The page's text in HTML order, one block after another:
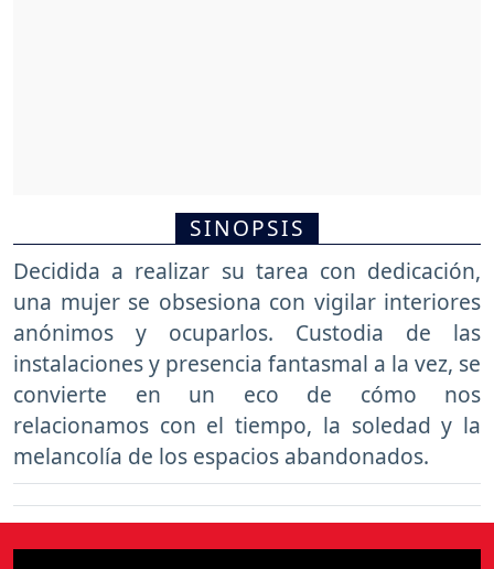
SINOPSIS
Decidida a realizar su tarea con dedicación,
una mujer se obsesiona con vigilar interiores
anónimos y ocuparlos. Custodia de las
instalaciones y presencia fantasmal a la vez, se
convierte en un eco de cómo nos
relacionamos con el tiempo, la soledad y la
melancolía de los espacios abandonados.